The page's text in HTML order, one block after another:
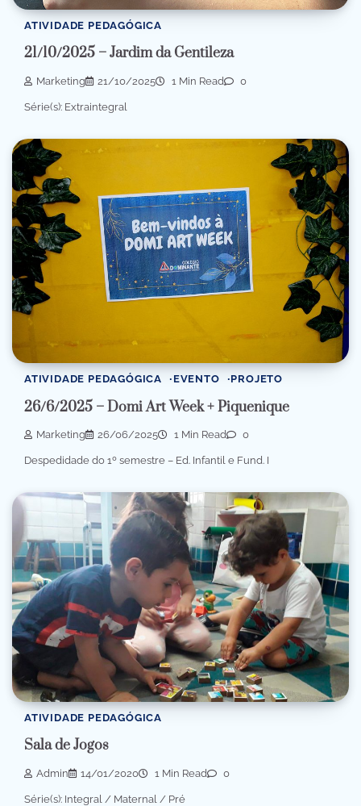
ATIVIDADE PEDAGÓGICA
21/10/2025 – Jardim da Gentileza
Marketing 21/10/2025 1 Min Read 0
Série(s): Extraintegral
ATIVIDADE PEDAGÓGICA EVENTO PROJETO
26/6/2025 – Domi Art Week + Piquenique
Marketing 26/06/2025 1 Min Read 0
Despedidade do 1º semestre – Ed. Infantil e Fund. I
ATIVIDADE PEDAGÓGICA
Sala de Jogos
Admin 14/01/2020 1 Min Read 0
Série(s): Integral / Maternal / Pré